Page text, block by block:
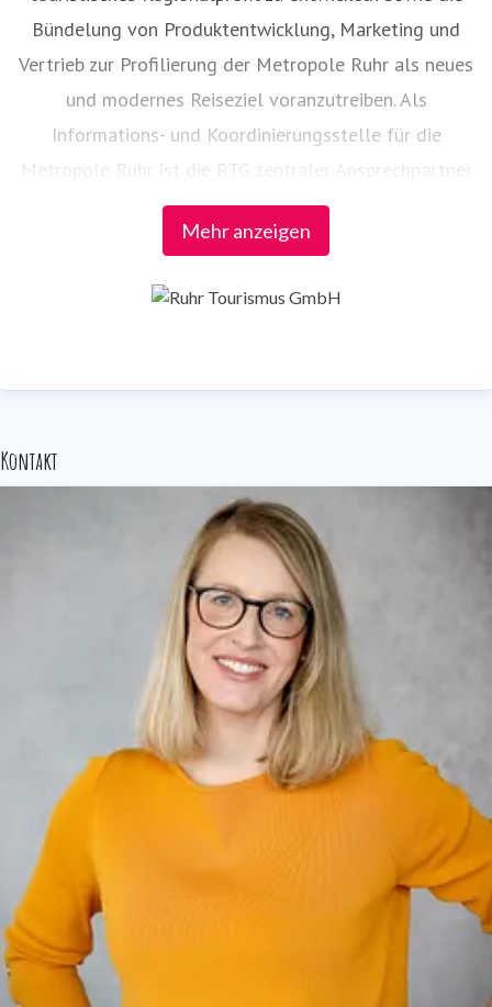
Bündelung von Produktentwicklung, Marketing und
Vertrieb zur Profilierung der Metropole Ruhr als neues
und modernes Reiseziel voranzutreiben. Als
Informations- und Koordinierungsstelle für die
Metropole Ruhr ist die RTG zentraler Ansprechpartner
– auch bei der Vernetzung der touristischen Partner in
der Region.
Die Federführung folgender Projekte und
RuhrtalRadweg
Römer-Lippe-Route
Route Industriekultur
RuhrKunstMuseen
RuhrBühnen
ExtraSchicht
Tag der Trinkhallen
Mehr anzeigen
Kontakt